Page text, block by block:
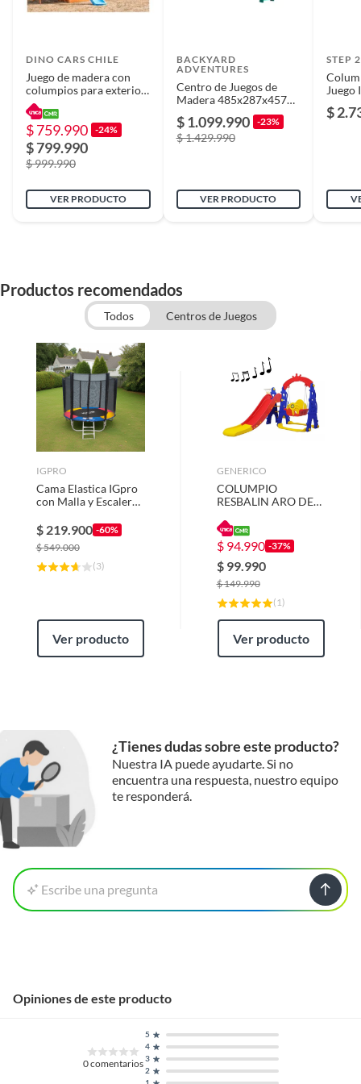
Dimensiones
345 CM DE LARGO X 278 CM
DE ANCHO X 240 CM DE
ALTO
Peso máximo
DINO CARS CHILE
Juego de madera con
columpios para exterior
con mesa picnic y muro
de escala
$ 759.990 -24%
$ 799.990
$ 999.990
VER PRODUCTO
BACKYARD
ADVENTURES
Centro de Juegos de
Madera 485x287x457
$ 1.099.990 -23%
$ 1.429.990
VER PRODUCTO
STEP 2
$
Productos recomendados
Todos Centros de Juegos
IGPRO
Cama Elastica IGpro
con Malla y Escalera
$ 219.900 -60%
$549.000
(3)
Ver producto
GENERICO
COLUMPIO
RESBALIN ARO DE
$ 94.990 -37%
$ 99.990
$149.990
( 1)
Ver producto
¿Tienes dudas sobre este producto?
Nuestra IA puede ayudarte. Si no
encuentra una respuesta, nuestro equipo
te responderá.
Escribe una pregunta
Opiniones de este producto
0comentarios
2
3
4
5